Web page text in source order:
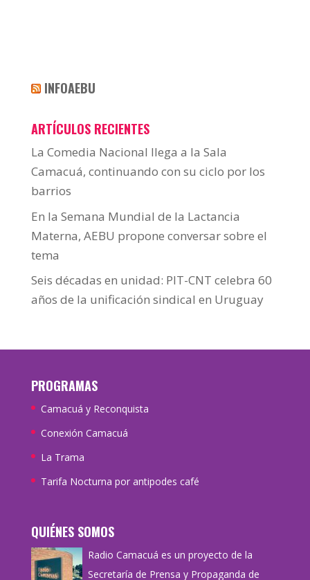
INFOAEBU
ARTÍCULOS RECIENTES
La Comedia Nacional llega a la Sala
Camacuá, continuando con su ciclo por los
barrios
En la Semana Mundial de la Lactancia
Materna, AEBU propone conversar sobre el
tema
Seis décadas en unidad: PIT-CNT celebra 60
años de la unificación sindical en Uruguay
PROGRAMAS
Camacuá y Reconquista
Conexión Camacuá
La Trama
Tarifa Nocturna por antipodes café
QUIÉNES SOMOS
Radio Camacuá es un proyecto de la
Secretaría de Prensa y Propaganda de